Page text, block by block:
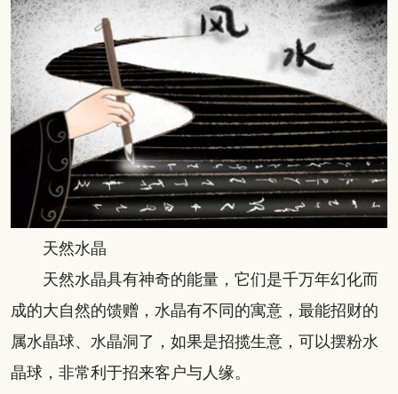
天然水晶
天然水晶具有神奇的能量，它们是千万年幻化而
成的大自然的馈赠，水晶有不同的寓意，最能招财的
属水晶球、水晶洞了，如果是招揽生意，可以摆粉水
晶球，非常利于招来客户与人缘。